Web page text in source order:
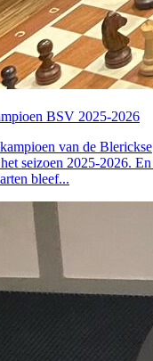
BSV 2025-2026
van de Blerickse
seizoen 2025-2026.
bleef...